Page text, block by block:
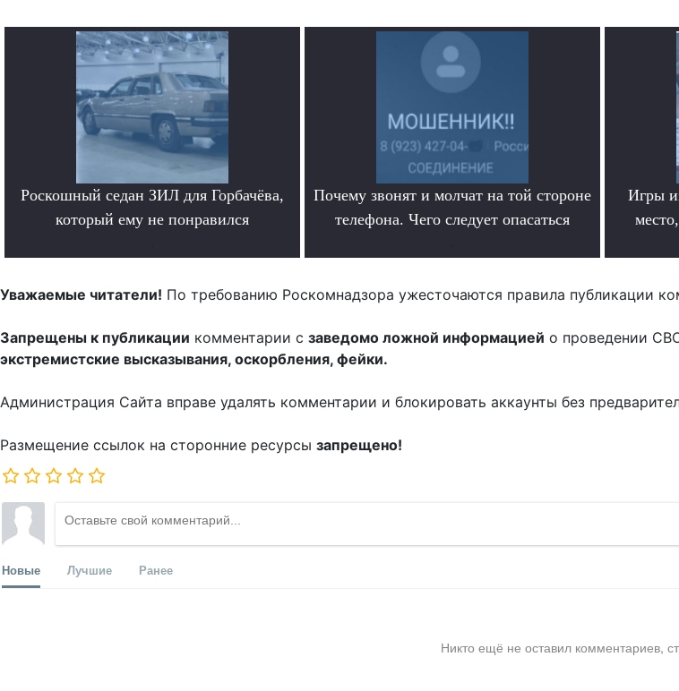
Роскошный седан ЗИЛ для Горбачёва,
который ему не понравился
Почему звонят и молчат на той стороне
телефона. Чего следует опасаться
Игры
Уважаемые читатели! По требованию Роскомнадзора ужесточаются правила публикации
Запрещены к публикации комментарии с заведомо ложной информацией о проведении
экстремистские высказывания, оскорбления, фейки.
Администрация Сайта вправе удалять комментарии и блокировать аккаунты без
Размещение ссылок на сторонние ресурсы запрещено!
Новые Лучшие Ранее
Никто ещё не оставил комментариев,